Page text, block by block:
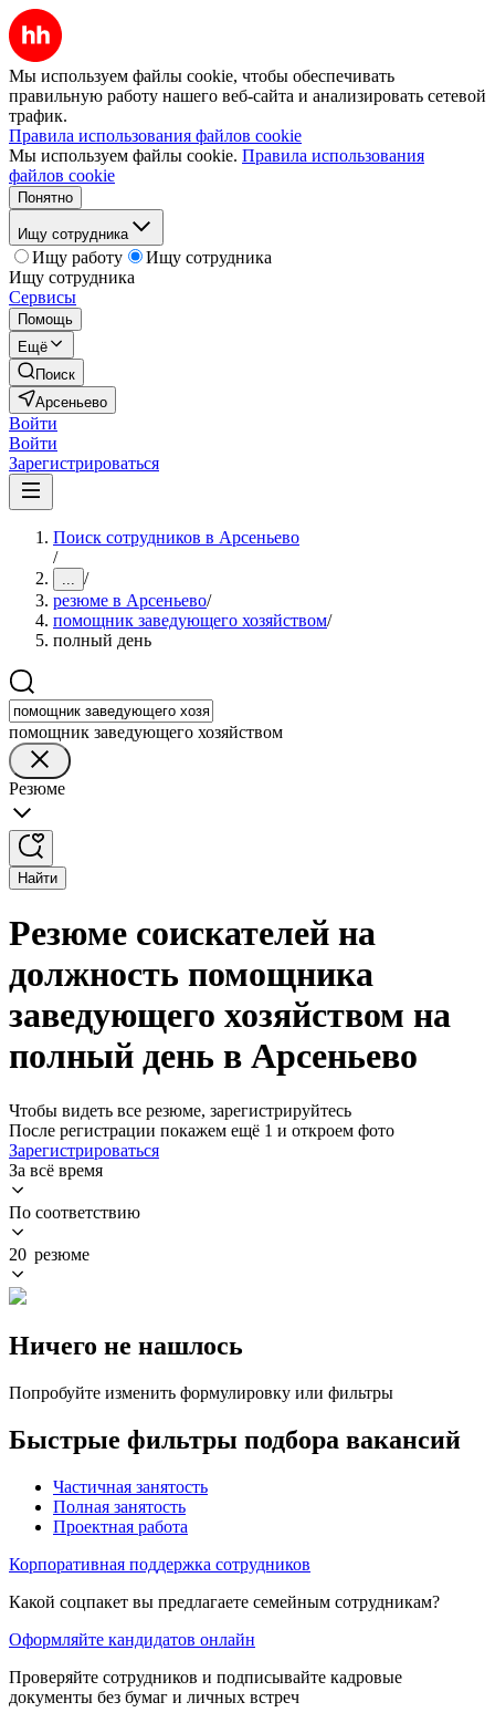
Мы используем файлы cookie, чтобы обеспечивать
правильную работу нашего веб-сайта и анализировать сетевой
трафик.
Правила использования файлов cookie
Мы используем файлы cookie. Правила использования
файлов cookie
Понятно
Ищу сотрудника
Ищу работу
Ищу сотрудника
Ищу сотрудника
Сервисы
Помощь
Ещё
Поиск
Арсеньево
Войти
Войти
Зарегистрироваться
Поиск сотрудников в Арсеньево
/
... /
резюме в Арсеньево/
помощник заведующего хозяйством/
полный день
помощник заведующего хозяйством
Резюме
Найти
Резюме соискателей на
должность помощника
заведующего хозяйством на
полный день в Арсеньево
Чтобы видеть все резюме, зарегистрируйтесь
После регистрации покажем ещё 1 и откроем фото
Зарегистрироваться
За всё время
По соответствию
20 резюме
Ничего не нашлось
Попробуйте изменить формулировку или фильтры
Быстрые фильтры подбора вакансий
Частичная занятость
Полная занятость
Проектная работа
Корпоративная поддержка сотрудников
Какой соцпакет вы предлагаете семейным сотрудникам?
Оформляйте кандидатов онлайн
Проверяйте сотрудников и подписывайте кадровые
документы без бумаг и личных встреч